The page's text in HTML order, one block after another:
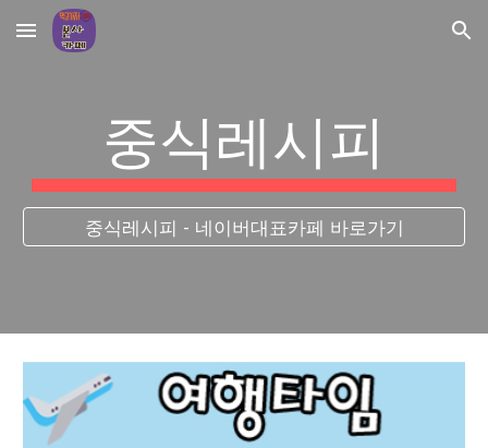
Skip to main content Skip to navigation
중식레시피
중식레시피 - 네이버대표카페 바로가기